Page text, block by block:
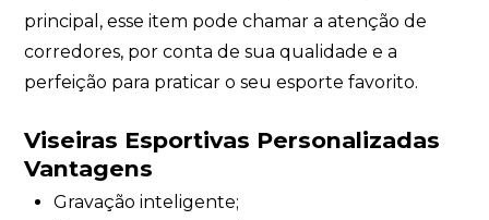
principal, esse item pode chamar a atenção de
corredores, por conta de sua qualidade e a
perfeição para praticar o seu esporte favorito.
Viseiras Esportivas Personalizadas
Vantagens
Gravação inteligente;